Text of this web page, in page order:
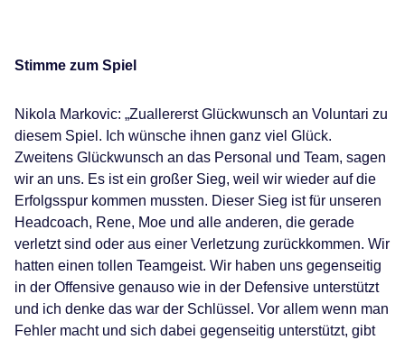
Stimme zum Spiel
Nikola Markovic: „Zuallererst Glückwunsch an Voluntari zu
diesem Spiel. Ich wünsche ihnen ganz viel Glück.
Zweitens Glückwunsch an das Personal und Team, sagen
wir an uns. Es ist ein großer Sieg, weil wir wieder auf die
Erfolgsspur kommen mussten. Dieser Sieg ist für unseren
Headcoach, Rene, Moe und alle anderen, die gerade
verletzt sind oder aus einer Verletzung zurückkommen. Wir
hatten einen tollen Teamgeist. Wir haben uns gegenseitig
in der Offensive genauso wie in der Defensive unterstützt
und ich denke das war der Schlüssel. Vor allem wenn man
Fehler macht und sich dabei gegenseitig unterstützt, gibt